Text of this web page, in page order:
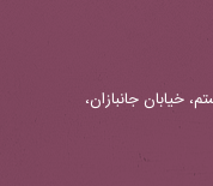
خیابان جانبازان،